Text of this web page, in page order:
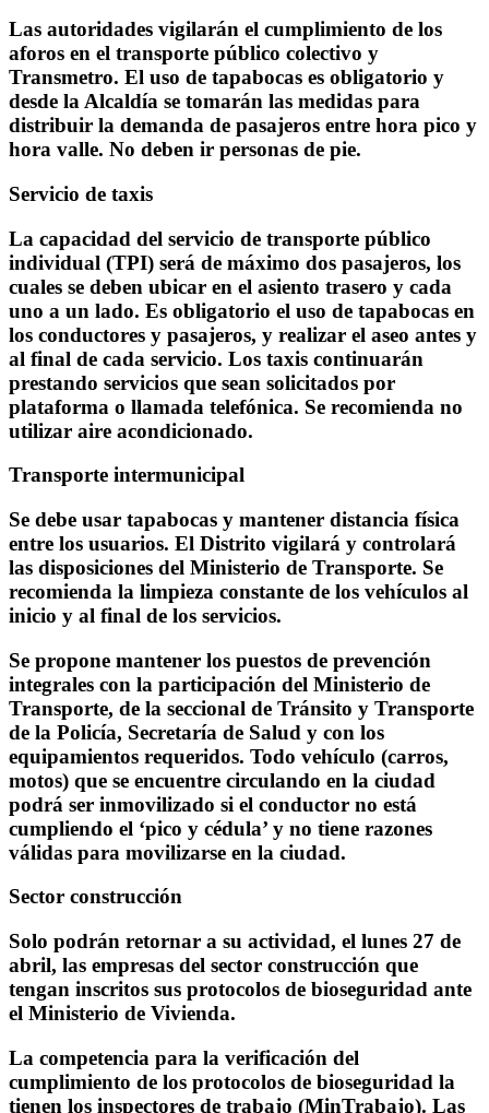
Las autoridades vigilarán el cumplimiento de los
aforos en el transporte público colectivo y
Transmetro. El uso de tapabocas es obligatorio y
desde la Alcaldía se tomarán las medidas para
distribuir la demanda de pasajeros entre hora pico y
hora valle. No deben ir personas de pie.
Servicio de taxis
La capacidad del servicio de transporte público
individual (TPI) será de máximo dos pasajeros, los
cuales se deben ubicar en el asiento trasero y cada
uno a un lado. Es obligatorio el uso de tapabocas en
los conductores y pasajeros, y realizar el aseo antes y
al final de cada servicio. Los taxis continuarán
prestando servicios que sean solicitados por
plataforma o llamada telefónica. Se recomienda no
utilizar aire acondicionado.
Transporte intermunicipal
Se debe usar tapabocas y mantener distancia física
entre los usuarios. El Distrito vigilará y controlará
las disposiciones del Ministerio de Transporte. Se
recomienda la limpieza constante de los vehículos al
inicio y al final de los servicios.
Se propone mantener los puestos de prevención
integrales con la participación del Ministerio de
Transporte, de la seccional de Tránsito y Transporte
de la Policía, Secretaría de Salud y con los
equipamientos requeridos. Todo vehículo (carros,
motos) que se encuentre circulando en la ciudad
podrá ser inmovilizado si el conductor no está
cumpliendo el ‘pico y cédula’ y no tiene razones
válidas para movilizarse en la ciudad.
Sector construcción
Solo podrán retornar a su actividad, el lunes 27 de
abril, las empresas del sector construcción que
tengan inscritos sus protocolos de bioseguridad ante
el Ministerio de Vivienda.
La competencia para la verificación del
cumplimiento de los protocolos de bioseguridad la
tienen los inspectores de trabajo (MinTrabajo). Las